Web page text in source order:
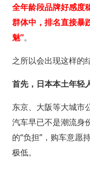
全年龄段品牌好感度
群体中，排名直接暴
魅”。
之所以会出现这样的
首先，日本本土年轻
东京、大阪等大城市
汽车早已不是潮流身
的“负担”，购车意愿
极低。